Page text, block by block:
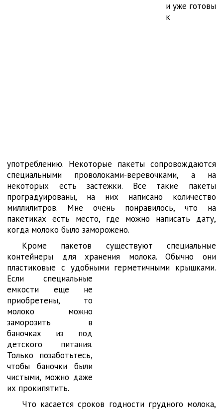
и уже готовы
к
употреблению. Некоторые пакеты сопровождаются
специальными проволоками-веревочками, а на
некоторых есть застежки. Все такие пакеты
проградуированы, на них написано количество
миллилитров. Мне очень понравилось, что на
пакетиках есть место, где можно написать дату,
когда молоко было заморожено.
Кроме пакетов существуют специальные
контейнеры для хранения молока. Обычно они
пластиковые с удобными герметичными крышками.
Если специальные
емкости еще не
приобретены, то
молоко можно
заморозить в
баночках из под
детского питания.
Только позаботьтесь,
чтобы баночки были
чистыми, можно даже
их прокипятить.
Что касается сроков годности грудного молока,